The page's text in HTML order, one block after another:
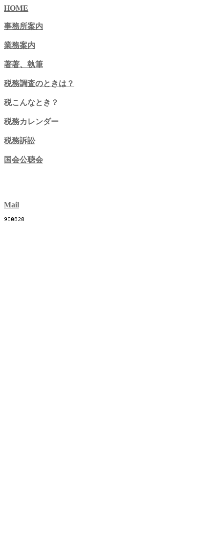
HOME
事務所案内
業務案内
著著、執筆
税務調査のときは？
税こんなとき？
税務カレンダー
税務訴訟
国会公聴会
Mail